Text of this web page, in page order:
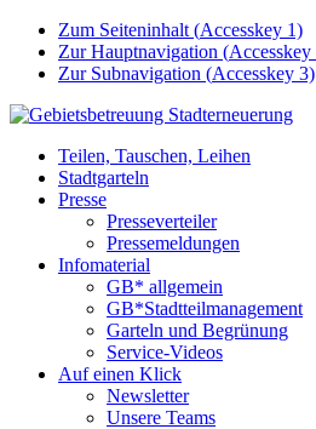
Zum Seiteninhalt (Accesskey 1)
Zur Hauptnavigation (Accesskey
Zur Subnavigation (Accesskey 3)
Teilen, Tauschen, Leihen
Stadtgarteln
Presse
Presseverteiler
Pressemeldungen
Infomaterial
GB* allgemein
GB*Stadtteilmanagement
Garteln und Begrünung
Service-Videos
Auf einen Klick
Newsletter
Unsere Teams